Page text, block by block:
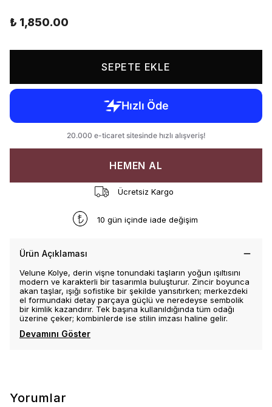
₺ 1,850.00
SEPETE EKLE
HEMEN AL
Ücretsiz Kargo
10 gün içinde iade değişim
Ürün Açıklaması
Velune Kolye, derin vişne tonundaki taşların yoğun ışıltısını
modern ve karakterli bir tasarımla buluşturur. Zincir boyunca
akan taşlar, ışığı sofistike bir şekilde yansıtırken; merkezdeki
el formundaki detay parçaya güçlü ve neredeyse sembolik
bir kimlik kazandırır. Tek başına kullanıldığında tüm odağı
üzerine çeker; kombinlerde ise stilin imzası haline gelir.
Devamını Göster
Yorumlar